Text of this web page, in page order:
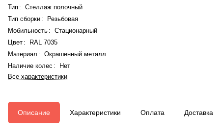
Тип : Стеллаж полочный
Тип сборки:
Резьбовая
Мобильность : Стационарный
Цвет :
RAL 7035
Материал : Окрашенный металл
Наличие колес :
Нет
Все характеристики
Описание Характеристики Оплата Доставка